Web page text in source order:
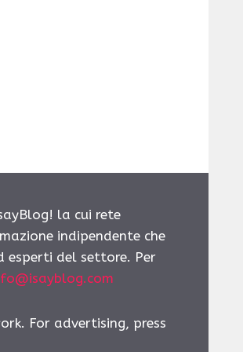
la cui rete
indipendente che
del settore. Per
For advertising, press